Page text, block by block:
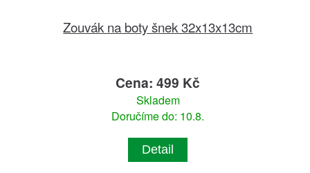
Zouvák na boty šnek 32x13x13cm
Cena: 499 Kč
Skladem
Doručíme do: 10.8.
Detail